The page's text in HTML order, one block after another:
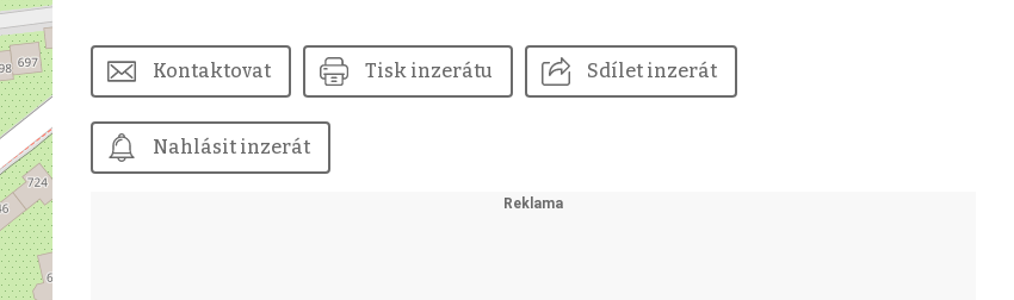
Kontaktovat Tisk inzerátu Sdílet inzerát
Nahlásit inzerát